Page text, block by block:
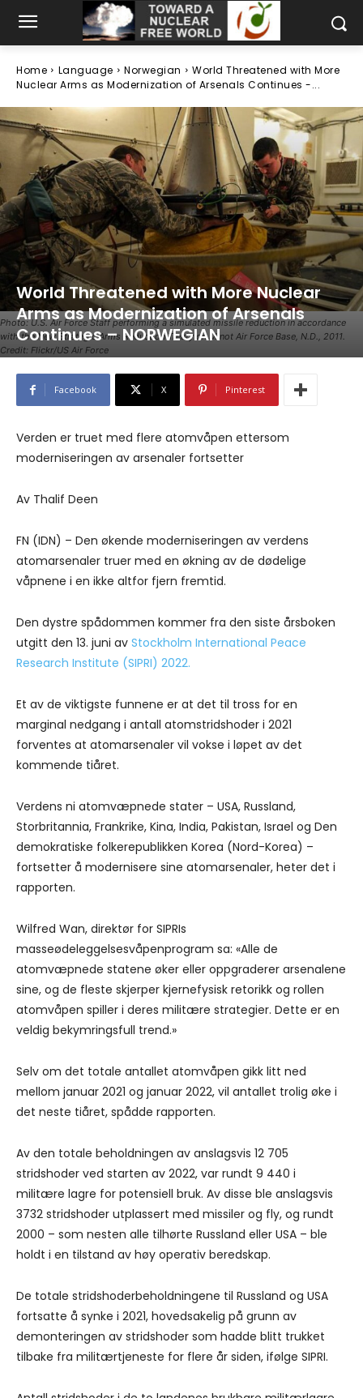
Home Language Norwegian
World Threatened with More
Nuclear Arms as Modernization of Arsenals Continues -...
Photo: U.S. Air Force Staff performing a simulated missile reduction in accordance
with the New Strategic Arms Reduction Treaty on Minot Air Force Base, N.D., 2011.
Credit: Flickr/US Air Force
World Threatened with More Nuclear
Arms as Modernization of Arsenals
Continues – NORWEGIAN
Facebook X Pinterest
Verden er truet med flere atomvåpen ettersom
moderniseringen av arsenaler fortsetter
Av Thalif Deen
FN (IDN) – Den økende moderniseringen av verdens
atomarsenaler truer med en økning av de dødelige
våpnene i en ikke altfor fjern fremtid.
Den dystre spådommen kommer fra den siste årsboken
utgitt den 13. juni av Stockholm International Peace
Research Institute (SIPRI) 2022.
Et av de viktigste funnene er at det til tross for en
marginal nedgang i antall atomstridshoder i 2021
forventes at atomarsenaler vil vokse i løpet av det
kommende tiåret.
Verdens ni atomvæpnede stater – USA, Russland,
Storbritannia, Frankrike, Kina, India, Pakistan, Israel og Den
demokratiske folkerepublikken Korea (Nord-Korea) –
fortsetter å modernisere sine atomarsenaler, heter det i
rapporten.
Wilfred Wan, direktør for SIPRIs
masseødeleggelsesvåpenprogram sa: «Alle de
atomvæpnede statene øker eller oppgraderer arsenalene
sine, og de fleste skjerper kjernefysisk retorikk og rollen
atomvåpen spiller i deres militære strategier. Dette er en
veldig bekymringsfull trend.»
Selv om det totale antallet atomvåpen gikk litt ned
mellom januar 2021 og januar 2022, vil antallet trolig øke i
det neste tiåret, spådde rapporten.
Av den totale beholdningen av anslagsvis 12 705
stridshoder ved starten av 2022, var rundt 9 440 i
militære lagre for potensiell bruk. Av disse ble anslagsvis
3732 stridshoder utplassert med missiler og fly, og rundt
2000 – som nesten alle tilhørte Russland eller USA – ble
holdt i en tilstand av høy operativ beredskap.
De totale stridshoderbeholdningene til Russland og USA
fortsatte å synke i 2021, hovedsakelig på grunn av
demonteringen av stridshoder som hadde blitt trukket
tilbake fra militærtjeneste for flere år siden, ifølge SIPRI.